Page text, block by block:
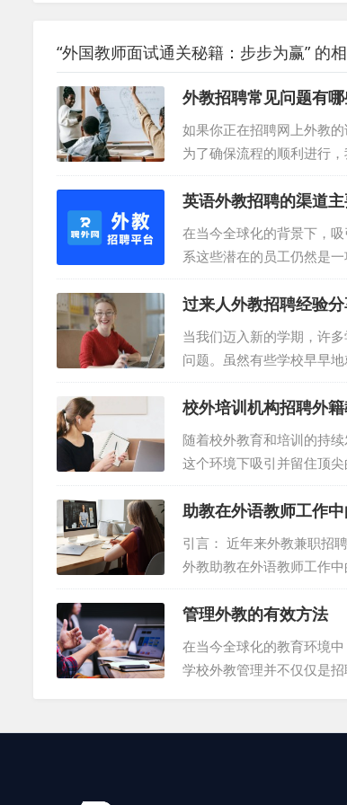
“外国教师面试通关秘籍：步步为赢” 的
外教招聘常见问题有哪
如果你正在招聘网上外教
为了确保流程的顺利进行
是招聘过程中的关键环节
同：在面试结束后，尽快
同的所有条款，包括工作
教师的教学科目、...
英语外教招聘的渠道
在当今全球化的背景下，
系这些潜在的员工仍然是
联系 透过访问相关行业公
师，可以通过搜索学校官
且较为直接。聘外网
过来人外教招聘经验
当我们迈入新的学期，许
问题。虽然有些学校早早
文将以过来人的视角进行
思维策略是必不可少的。
质的外籍教师，并为下学
引到顶尖的人才。 二、制
校外培训机构招聘外
随着校外教育和培训的持
这个环境下吸引并留住顶
加和需求变化的情况下，
景下，找到合适的外籍教
聘平台，而不是独自应对
平台，培训机构可以更方
助教在外语教师工作
引言： 近年来外教兼职招
外教助教在外语教师工作
语教师的教学效果和学生
解助教如何发挥其独特功
教兼职招聘需求不断上升
础。首先，建立成功的合
管理外教的有效方法
在当今全球化的教育环境
学校外教管理并不仅仅是